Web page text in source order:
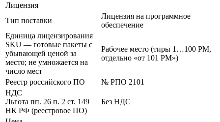
Лицензия
Тип поставки
Лицензия на программное
обеспечение
Единица лицензирования
SKU — готовые пакеты с
убывающей ценой за
место; не умножается на
число мест
Рабочее место (тиры 1…100 РМ,
отдельно «от 101 РМ»)
Реестр российского ПО
№ РПО 2101
НДС
Льгота пп. 26 п. 2 ст. 149
НК РФ (реестровое ПО)
Без НДС